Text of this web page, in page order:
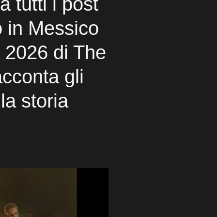
in Messico
di The
gli
storia